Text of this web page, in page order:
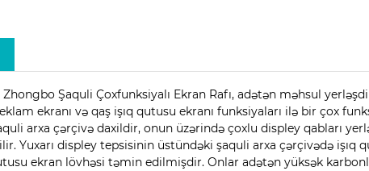
Zhongbo Şaquli Çoxfunksiyalı Ekran Rafı, adətən məhsul
ekranı və qaş işıq qutusu ekranı funksiyaları ilə bir çox
arxa çərçivə daxildir, onun üzərində çoxlu displey qabları
Yuxarı displey tepsisinin üstündəki şaquli arxa çərçivədə işıq
ekran lövhəsi təmin edilmişdir. Onlar adətən yüksək